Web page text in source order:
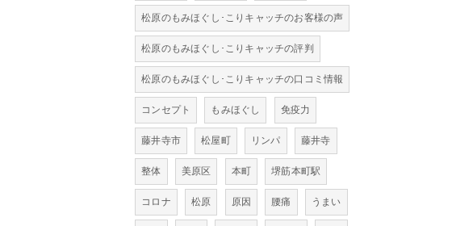
松原のもみほぐし･こりキャッチのお客様の声
松原のもみほぐし･こりキャッチの評判
松原のもみほぐし･こりキャッチの口コミ情報
コンセプト もみほぐし 免疫力
藤井寺市 松屋町 リンパ 藤井寺
整体 美原区 本町 堺筋本町駅
コロナ 松原 原因 腰痛 うまい